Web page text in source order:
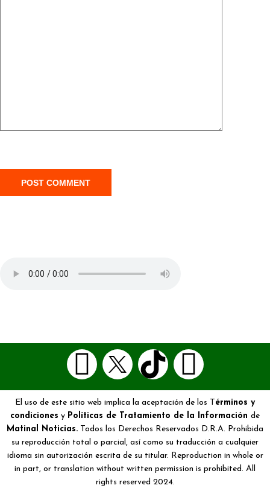
El uso de este sitio web implica la aceptación de los T érminos y
condiciones y Políticas de Tratamiento de la Información de
Matinal Noticias. Todos los Derechos Reservados D.R.A. Prohibida
su reproducción total o parcial, así como su traducción a cualquier
idioma sin autorización escrita de su titular. Reproduction in whole or
in part, or translation without written permission is prohibited. All
rights reserved 2024.